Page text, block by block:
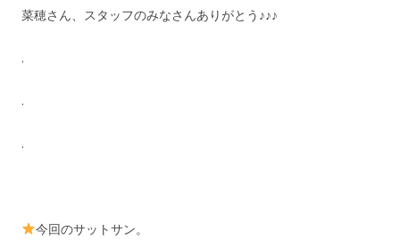
菜穂さん、スタッフのみなさんありがとう♪♪♪
.
.
.
今回のサットサン。